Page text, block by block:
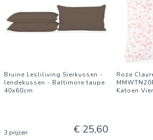
Bruine Lesliliving Sierkussen -
lendekussen - Baltimore taupe
40x60cm
3 prijzen € 25,60
Roze
Katoen